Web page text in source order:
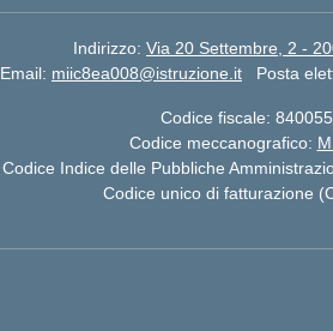
Indirizzo: Via 20 Settembre, 2 -
Email: miic8ea008@istruzione.it Posta
Codice fiscale:
Codice meccanografico:
Codice Indice delle Pubbliche
Codice unico di fatturazione